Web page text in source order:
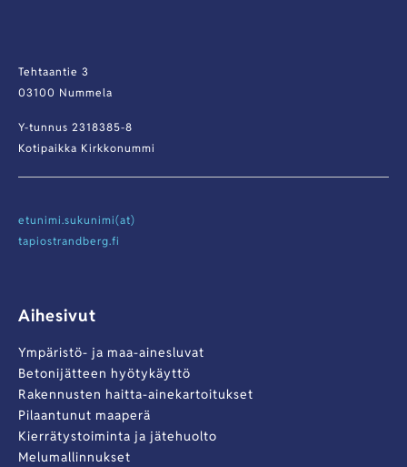
Tehtaantie 3
03100 Nummela
Y-tunnus 2318385-8
Kotipaikka Kirkkonummi
etunimi.sukunimi(at)
tapiostrandberg.fi
Aihesivut
Ympäristö- ja maa-ainesluvat
Betonijätteen hyötykäyttö
Rakennusten haitta-ainekartoitukset
Pilaantunut maaperä
Kierrätystoiminta ja jätehuolto
Melumallinnukset